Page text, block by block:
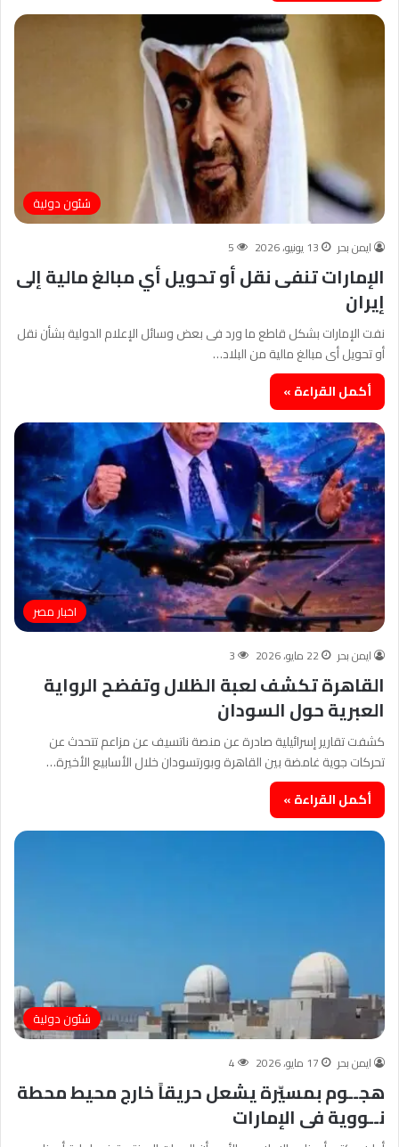
شئون دولية
ايمن بحر 13 يونيو، 2026 5
الإمارات تنفى نقل أو تحويل أي مبالغ مالية إلى
إيران
نفت الإمارات بشكل قاطع ما ورد فى بعض وسائل الإعلام الدولية بشأن نقل
أو تحويل أى مبالغ مالية من البلاد…
أكمل القراءة »
اخبار مصر
ايمن بحر 22 مايو، 2026 3
القاهرة تكشف لعبة الظلال وتفضح الرواية
العبرية حول السودان
كشفت تقارير إسرائيلية صادرة عن منصة ناتسيف عن مزاعم تتحدث عن
تحركات جوية غامضة بين القاهرة وبورتسودان خلال الأسابيع الأخيرة…
أكمل القراءة »
شئون دولية
ايمن بحر 17 مايو، 2026 4
هجــوم بمسيّرة يشعل حريقاً خارج محيط محطة
نــووية فى الإمارات